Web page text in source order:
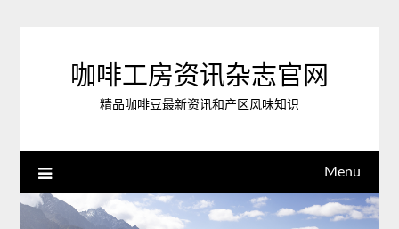
咖啡工房资讯杂志官网
精品咖啡豆最新资讯和产区风味知识
Menu